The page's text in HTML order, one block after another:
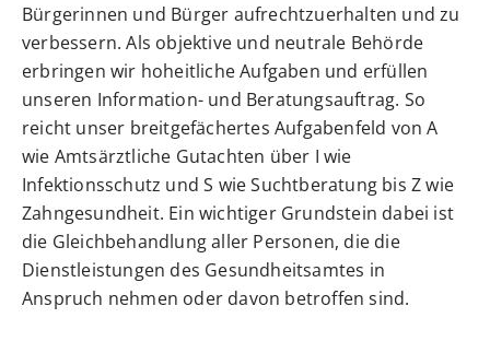
Bürgerinnen und Bürger aufrechtzuerhalten und zu
verbessern. Als objektive und neutrale Behörde
erbringen wir hoheitliche Aufgaben und erfüllen
unseren Information- und Beratungsauftrag. So
reicht unser breitgefächertes Aufgabenfeld von A
wie Amtsärztliche Gutachten über I wie
Infektionsschutz und S wie Suchtberatung bis Z wie
Zahngesundheit. Ein wichtiger Grundstein dabei ist
die Gleichbehandlung aller Personen, die die
Dienstleistungen des Gesundheitsamtes in
Anspruch nehmen oder davon betroffen sind.